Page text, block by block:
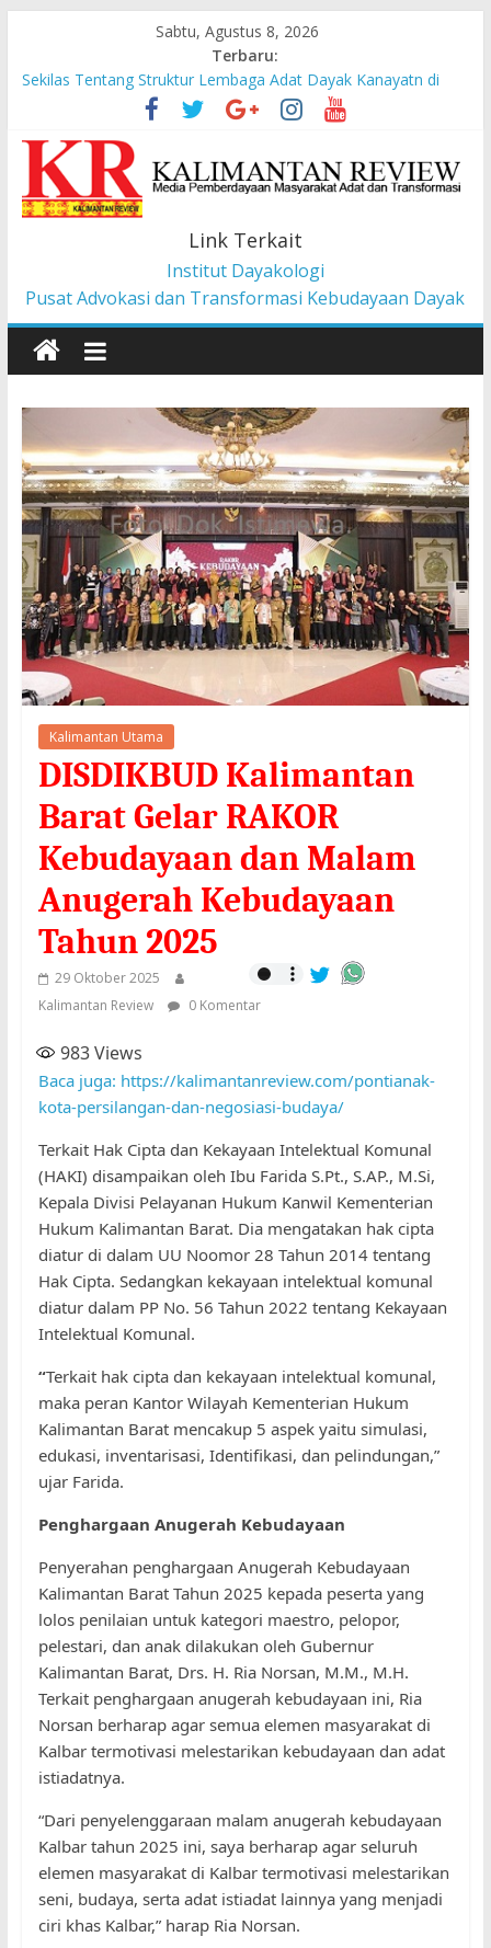
Sabtu, Agustus 8, 2026
Terbaru:
Sekilas Tentang Struktur Lembaga Adat Dayak Kanayatn di
Masyarakat Adat Suku Balik Bersama AMAN Gugat UU IKN ke
Mahkamah Konstitusi
Pesan dari Pameran tentang Kisah-kisah dari Hulu Fragmen
Ruang Hidup Dayak Iban
Pembangunan Berbasis Budaya Masyarakat Adat: Pelajaran
dari CU à la Gerakan Pemberdayaan Pancur Kasih
Liawandira: Menenun Masa Depan Dayak Iban dari Lauk
Rugun, Ketemenggungan Jalai Lintang
Link Terkait
Institut Dayakologi
Pusat Advokasi dan Transformasi Kebudayaan Dayak
Kalimantan Utama
DISDIKBUD Kalimantan
Barat Gelar RAKOR
Kebudayaan dan Malam
Anugerah Kebudayaan
Tahun 2025
29 Oktober 2025
Kalimantan Review
0 Komentar
983Views
Baca juga: https://kalimantanreview.com/pontianak-
kota-persilangan-dan-negosiasi-budaya/
Terkait Hak Cipta dan Kekayaan Intelektual Komunal
(HAKI) disampaikan oleh Ibu Farida S.Pt., S.AP., M.Si,
Kepala Divisi Pelayanan Hukum Kanwil Kementerian
Hukum Kalimantan Barat. Dia mengatakan hak cipta
diatur di dalam UU Noomor 28 Tahun 2014 tentang
Hak Cipta. Sedangkan kekayaan intelektual komunal
diatur dalam PP No. 56 Tahun 2022 tentang Kekayaan
Intelektual Komunal.
“Terkait hak cipta dan kekayaan intelektual komunal,
maka peran Kantor Wilayah Kementerian Hukum
Kalimantan Barat mencakup 5 aspek yaitu simulasi,
edukasi, inventarisasi, Identifikasi, dan pelindungan,”
ujar Farida.
Penghargaan Anugerah Kebudayaan
Penyerahan penghargaan Anugerah Kebudayaan
Kalimantan Barat Tahun 2025 kepada peserta yang
lolos penilaian untuk kategori maestro, pelopor,
pelestari, dan anak dilakukan oleh Gubernur
Kalimantan Barat, Drs. H. Ria Norsan, M.M., M.H.
Terkait penghargaan anugerah kebudayaan ini, Ria
Norsan berharap agar semua elemen masyarakat di
Kalbar termotivasi melestarikan kebudayaan dan adat
istiadatnya.
“Dari penyelenggaraan malam anugerah kebudayaan
Kalbar tahun 2025 ini, saya berharap agar seluruh
elemen masyarakat di Kalbar termotivasi melestarikan
seni, budaya, serta adat istiadat lainnya yang menjadi
ciri khas Kalbar,” harap Ria Norsan.